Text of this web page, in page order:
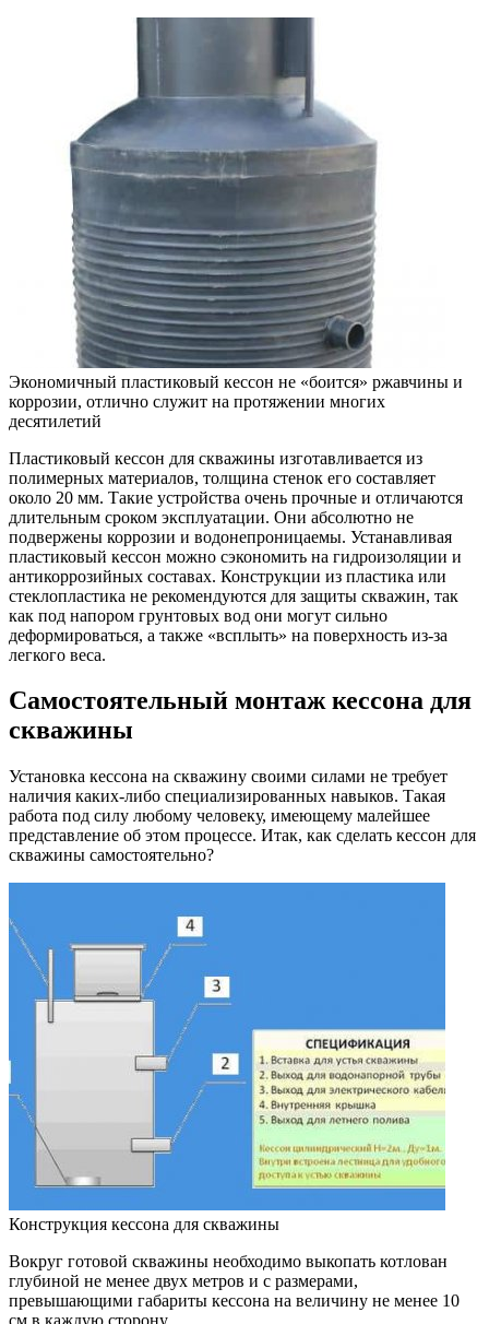
Экономичный пластиковый кессон не «боится» ржавчины и
коррозии, отлично служит на протяжении многих
десятилетий
Пластиковый кессон для скважины изготавливается из
полимерных материалов, толщина стенок его составляет
около 20 мм. Такие устройства очень прочные и отличаются
длительным сроком эксплуатации. Они абсолютно не
подвержены коррозии и водонепроницаемы. Устанавливая
пластиковый кессон можно сэкономить на гидроизоляции и
антикоррозийных составах. Конструкции из пластика или
стеклопластика не рекомендуются для защиты скважин, так
как под напором грунтовых вод они могут сильно
деформироваться, а также «всплыть» на поверхность из-за
легкого веса.
Самостоятельный монтаж кессона для
скважины
Установка кессона на скважину своими силами не требует
наличия каких-либо специализированных навыков. Такая
работа под силу любому человеку, имеющему малейшее
представление об этом процессе. Итак, как сделать кессон для
скважины самостоятельно?
Конструкция кессона для скважины
Вокруг готовой скважины необходимо выкопать котлован
глубиной не менее двух метров и с размерами,
превышающими габариты кессона на величину не менее 10